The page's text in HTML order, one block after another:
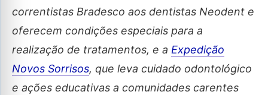
correntistas Bradesco aos dentistas Neodent e
oferecem condições especiais para a
realização de tratamentos, e a Expedição
Novos Sorrisos, que leva cuidado odontológico
e ações educativas a comunidades carentes